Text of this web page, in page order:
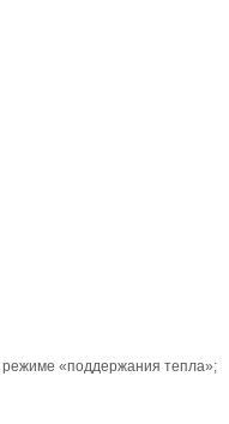
режиме «поддержания тепла»;